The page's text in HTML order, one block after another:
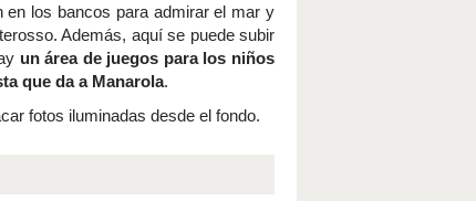
en los bancos para admirar el mar y
Además, aquí se puede subir
un área de juegos para los niños
que da a Manarola.
fotos iluminadas desde el fondo.